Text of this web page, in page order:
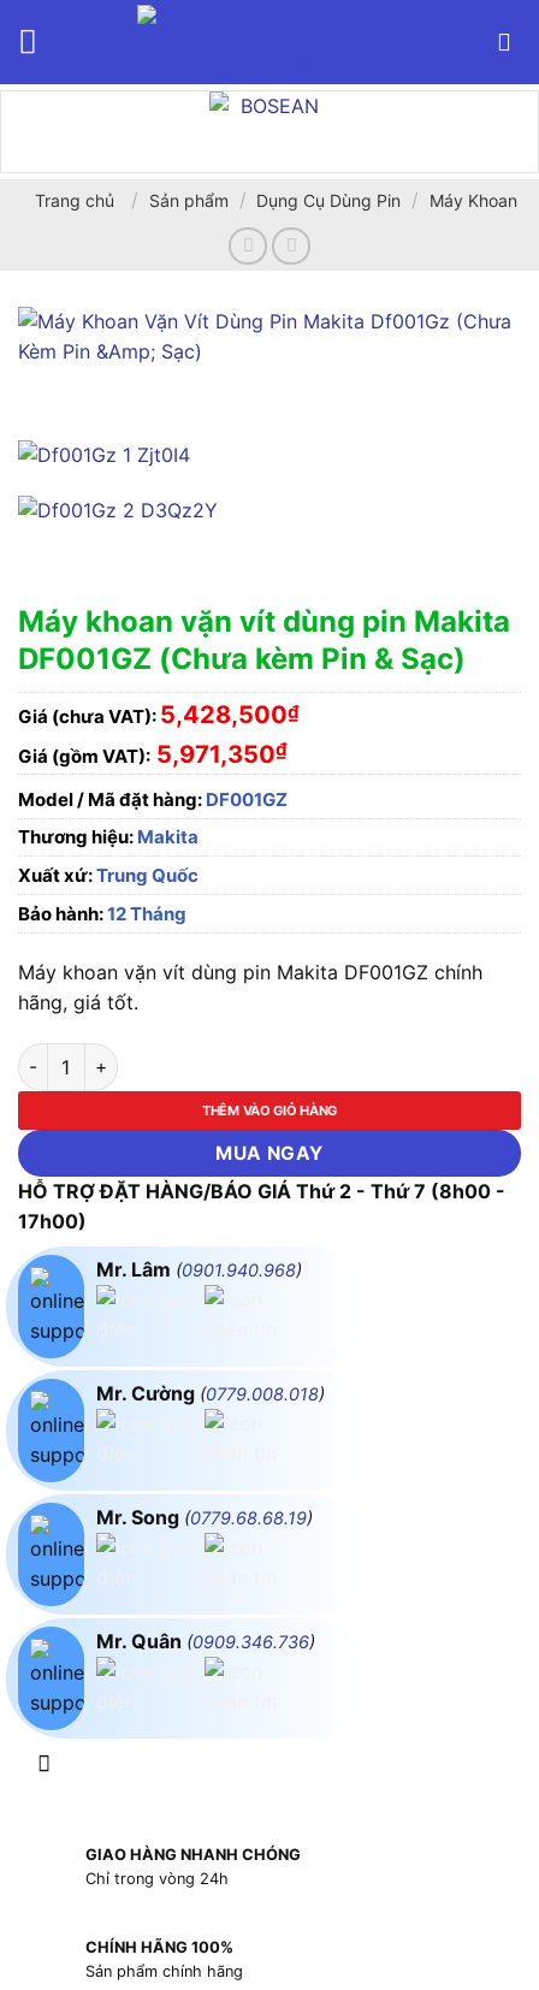
Trang chủ / Sản phẩm / Dụng Cụ Dùng Pin / Máy Khoan
Máy khoan vặn vít dùng pin Makita
DF001GZ (Chưa kèm Pin & Sạc)
Giá (chưa VAT): 5,428,500₫
Giá (gồm VAT): 5,971,350₫
Model / Mã đặt hàng: DF001GZ
Thương hiệu: Makita
Xuất xứ:Trung Quốc
Bảo hành:12 Tháng
Máy khoan vặn vít dùng pin Makita DF001GZ chính
hãng, giá tốt.
Máy khoan vặn vít dùng pin Makita DF001GZ (Chưa kèm Pin &
THÊM VÀO GIỎ HÀNG
MUA NGAY
HỖ TRỢ ĐẶT HÀNG/BÁO GIÁ Thứ 2 - Thứ 7 (8h00 -
17h00)
Mr. Lâm (0901.940.968)
Mr. Cường (0779.008.018)
Mr. Song (0779.68.68.19)
Mr. Quân (0909.346.736)
GIAO HÀNG NHANH CHÓNG
Chỉ trong vòng 24h
CHÍNH HÃNG 100%
Sản phẩm chính hãng